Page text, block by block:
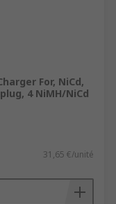
For, NiCd,
4 NiMH/NiCd
31,65 €/unité